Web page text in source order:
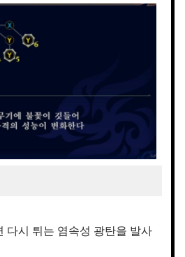
다시 튀는 염속성 광탄을 발사